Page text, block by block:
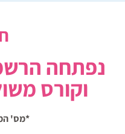
נפתחה
וקורס
*מס'